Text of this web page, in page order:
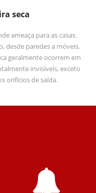
seca
ameaça para as casas.
desde paredes a móveis,
geralmente ocorrem em
invisíveis, exceto
orifícios de saída.